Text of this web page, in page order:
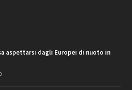
aspettarsi dagli Europei di nuoto in